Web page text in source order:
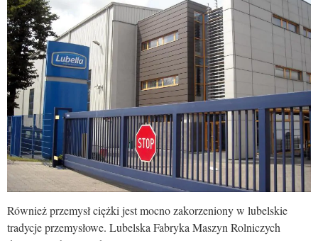
Również przemysł ciężki jest mocno zakorzeniony w lubelskie
tradycje przemysłowe. Lubelska Fabryka Maszyn Rolniczych